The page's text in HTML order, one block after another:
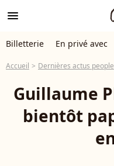
menu
Billetterie En privé avec
Accueil Dernières actus people
Guillaume
bientôt